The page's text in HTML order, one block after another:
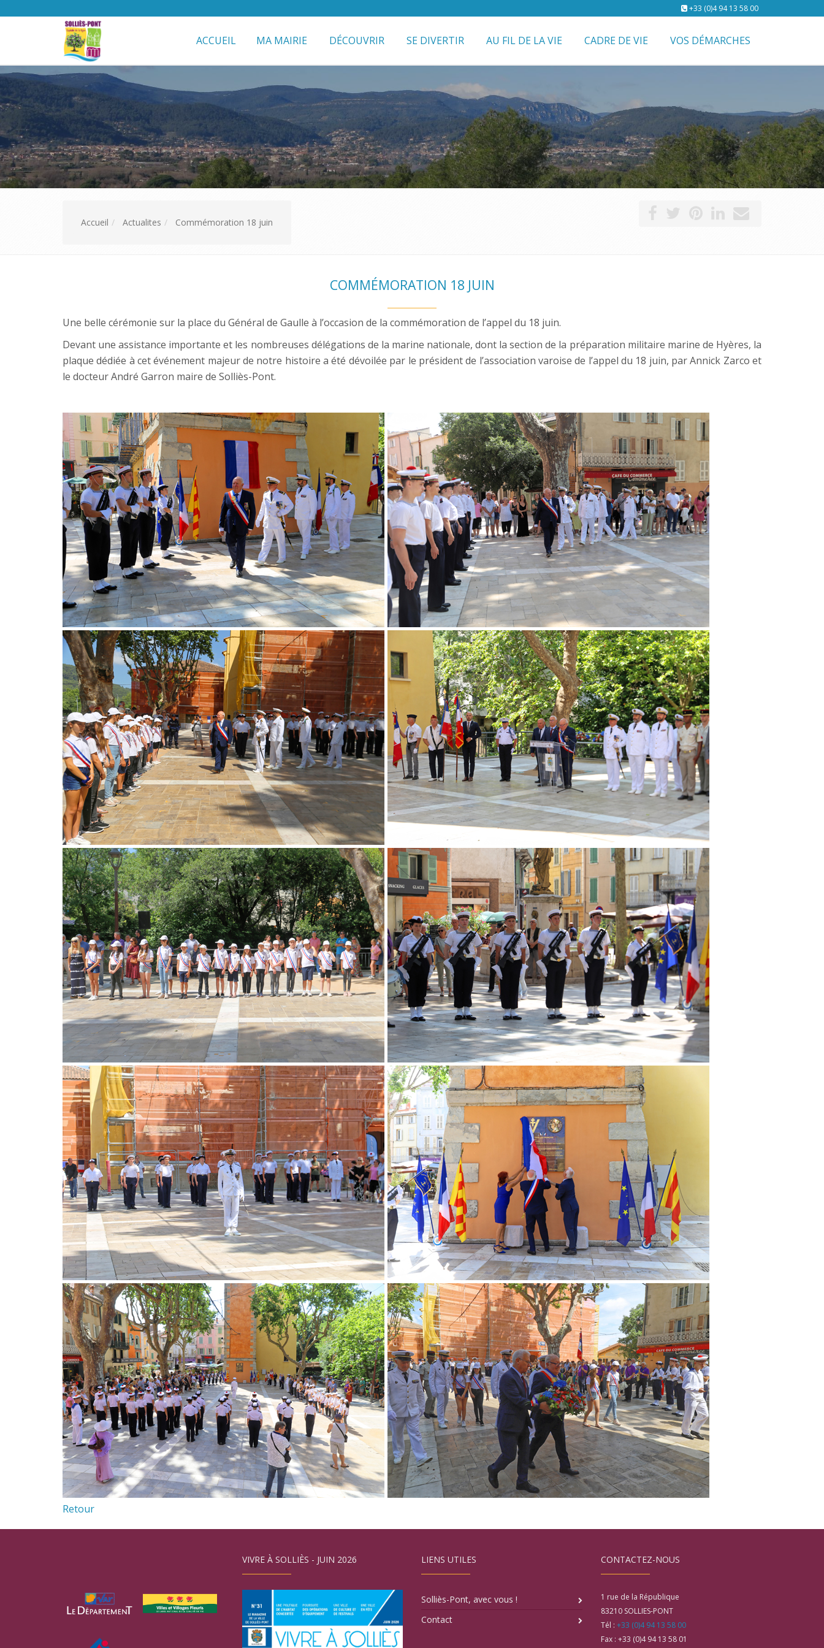
+33 (0)4 94 13 58 00
ACCUEIL MA MAIRIE DÉCOUVRIR SE DIVERTIR AU FIL DE LA VIE CADRE DE VIE VOS DÉMARCHES
Accueil Actualites Commémoration 18 juin
COMMÉMORATION 18 JUIN
Une belle cérémonie sur la place du Général de Gaulle à l’occasion de la commémoration de l’appel du 18 juin.
Devant une assistance importante et les nombreuses délégations de la marine nationale, dont la section de la préparation militaire marine de Hyères, la
plaque dédiée à cet événement majeur de notre histoire a été dévoilée par le président de l’association varoise de l’appel du 18 juin, par Annick Zarco et
le docteur André Garron maire de Solliès-Pont.
Retour
VIVRE À SOLLIÈS - JUIN 2026 LIENS UTILES
Solliès-Pont, avec vous !
Contact
CONTACTEZ-NOUS
1 rue de la République
83210 SOLLIES-PONT
Tél : +33 (0)4 94 13 58 00
Fax : +33 (0)4 94 13 58 01